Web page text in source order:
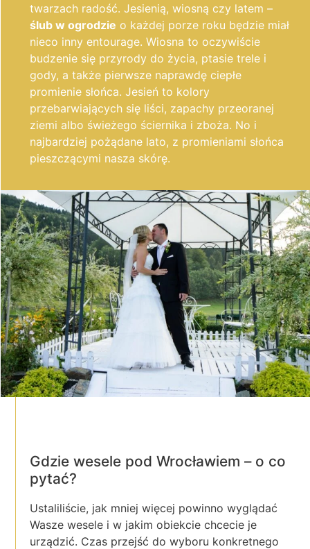
twarzach radość. Jesienią, wiosną czy latem –
ślub w ogrodzie o każdej porze roku będzie miał
nieco inny entourage. Wiosna to oczywiście
budzenie się przyrody do życia, ptasie trele i
gody, a także pierwsze naprawdę ciepłe
promienie słońca. Jesień to kolory
przebarwiających się liści, zapachy przeoranej
ziemi albo świeżego ściernika i zboża. No i
najbardziej pożądane lato, z promieniami słońca
pieszczącymi nasza skórę.
Gdzie wesele pod Wrocławiem – o co
pytać?
Ustaliliście, jak mniej więcej powinno wyglądać
Wasze wesele i w jakim obiekcie chcecie je
urządzić. Czas przejść do wyboru konkretnego